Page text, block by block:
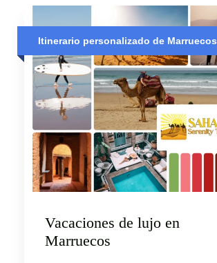
Itinerario personalizado de Marruecos
Vacaciones de lujo en
Marruecos